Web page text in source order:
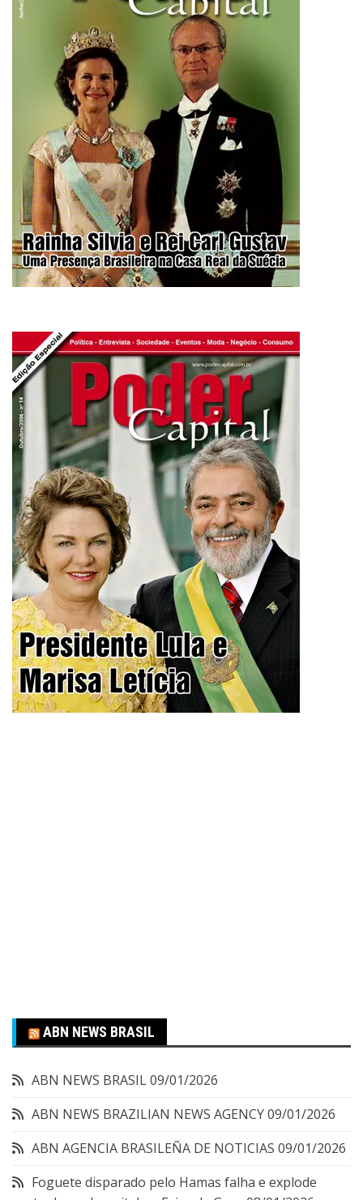
ABN NEWS BRASIL
ABN NEWS BRASIL09/01/2026
ABN NEWS BRAZILIAN NEWS AGENCY09/01/2026
ABN AGENCIA BRASILEÑA DE NOTICIAS 09/01/2026
Foguete disparado pelo Hamas falha e explode